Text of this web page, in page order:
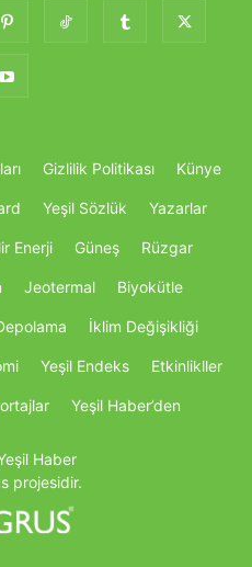
Gizlilik Politikası Künye
Yeşil Sözlük Yazarlar
Enerji Güneş Rüzgar
Jeotermal Biyokütle
İklim Değişikliği
Yeşil Endeks Etkinlikller
Yeşil Haber’den
Haber
projesidir.